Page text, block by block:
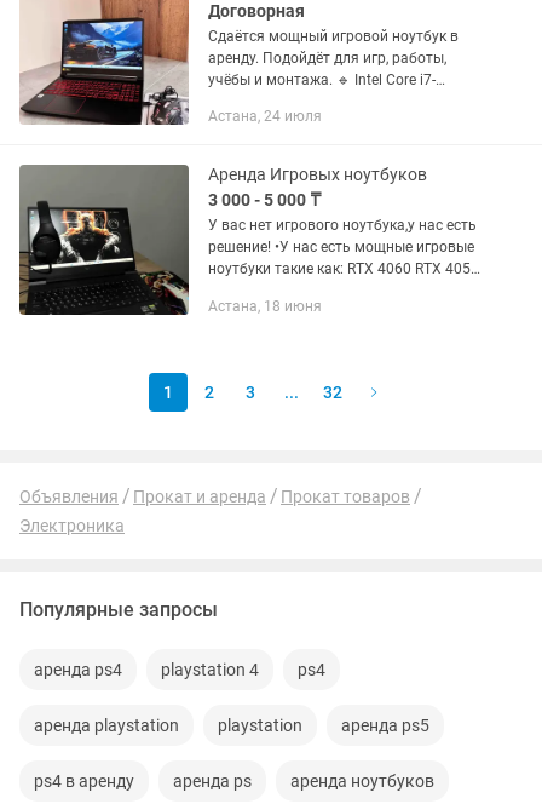
Договорная
Сдаётся мощный игровой ноутбук в
аренду. Подойдёт для игр, работы,
учёбы и монтажа. 🔹 Intel Core i7-
ОЗУ 🔹 SSD 512 GB 🔹 NVIDIA GeForce
Астана, 24 июля
Аренда Игровых ноутбуков
3 000 - 5 000 ₸
У вас нет игрового ноутбука,у нас есть
решение! •У нас есть мощные игровые
ноутбуки такие как: RTX 4060 RTX 4050
игры как: [CS2,Valorant,DOTA 2,GTA...
Астана, 18 июня
1 2 3 ... 32
Объявления Прокат и аренда
Прокат товаров
Электроника
Популярные запросы
аренда ps4 playstation 4 ps4
аренда playstation playstation аренда ps5
ps4 в аренду аренда ps аренда ноутбуков